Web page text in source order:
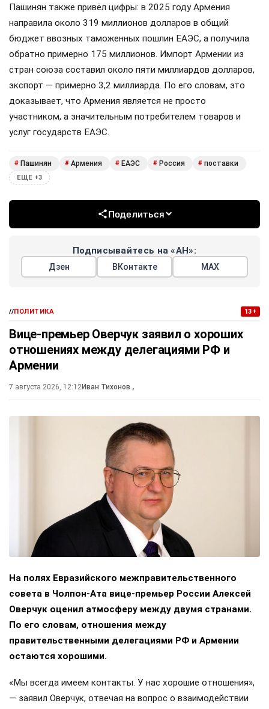
Пашинян также привёл цифры: в 2025 году Армения
направила около 319 миллионов долларов в общий
бюджет ввозных таможенных пошлин ЕАЭС, а получила
обратно примерно 175 миллионов. Импорт Армении из
стран союза составил около пяти миллиардов долларов,
экспорт — примерно 3,2 миллиарда. По его словам, это
доказывает, что Армения является не просто
участником, а значительным потребителем товаров и
услуг государств ЕАЭС.
# Пашинян # Армения # ЕАЭС # Россия # поставки
ЕЩЕ +3
Поделиться
Подписывайтесь на «АН»:
Дзен ВКонтакте МАХ
//ПОЛИТИКА 13+
Вице-премьер Оверчук заявил о хороших
отношениях между делегациями РФ и
Армении
7 августа 2026, 12:12Иван Тихонов ,
На полях Евразийского межправительственного
совета в Чолпон-Ата вице-премьер России Алексей
Оверчук оценил атмосферу между двумя странами.
По его словам, отношения между
правительственными делегациями РФ и Армении
остаются хорошими.
«Мы всегда имеем контакты. У нас хорошие отношения»,
— заявил Оверчук, отвечая на вопрос о взаимодействии